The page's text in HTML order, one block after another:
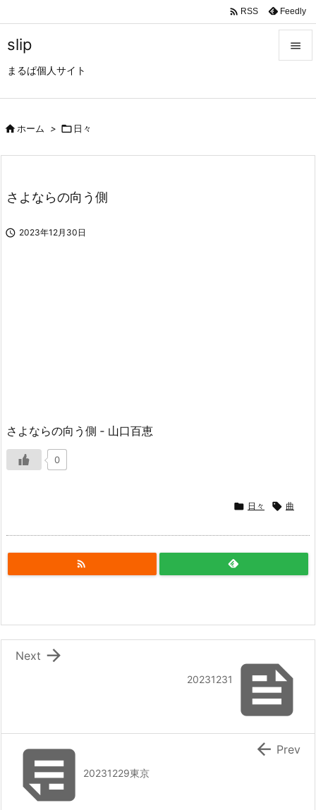
slip
まるぱ個人サイト

 RSS Feedly
ホーム >  日々
さよならの向う側
 2023年12月30日
さよならの向う側 ‑ 山口百恵
0
 日々  曲


20231231

Next
20231229東京
 Prev